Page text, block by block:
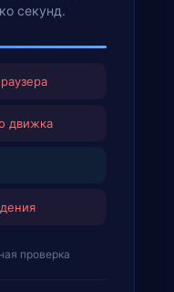
секунд.
движка
проверка